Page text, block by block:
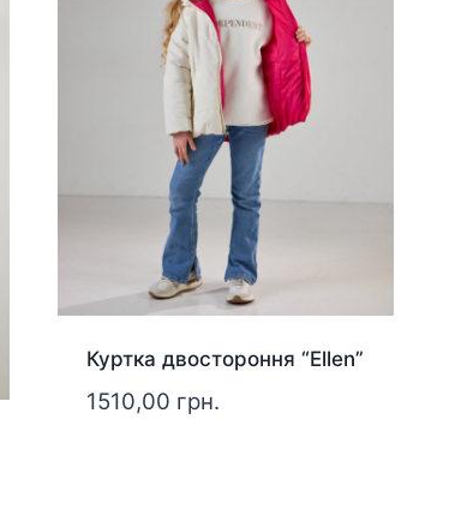
Куртка двостороння “Ellen”
1510,00 грн.